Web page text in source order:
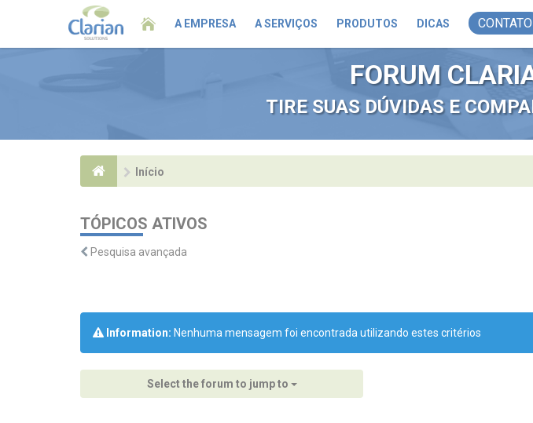
A EMPRESA A SERVIÇOS PRODUTOS DICAS CONTATO
FORUM
TIRE SUAS DÚVIDAS E
Início
TÓPICOS ATIVOS
Pesquisa avançada
Information: Nenhuma mensagem foi encontrada utilizando estes critérios
Select the forum to jump to